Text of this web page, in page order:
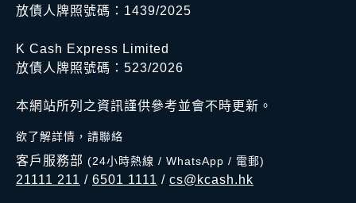
放債人牌照號碼：1439/2025
K Cash Express Limited
放債人牌照號碼：523/2026
本網站所列之資訊謹供參考並會不時更新。
欲了解詳情，請聯絡
客戶服務部 (24小時熱線 / WhatsApp / 電郵)
21111 211 / 6501 1111 / cs@kcash.hk